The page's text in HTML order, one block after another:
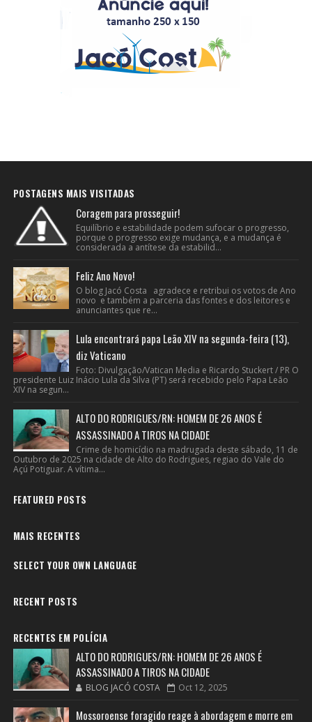
POSTAGENS MAIS VISITADAS
Coragem para prosseguir!
Equilíbrio e estabilidade podem sufocar o progresso,
porque o progresso exige mudança, e a mudança é
considerada a antítese da estabilid...
Feliz Ano Novo!
O blog Jacó Costa agradece e retribui os votos de Ano
novo e também a parceria das fontes e dos leitores e
anunciantes que re...
Lula encontrará papa Leão XIV na segunda-feira (13),
diz Vaticano
Foto: Divulgação/Vatican Media e Ricardo Stuckert / PR O
presidente Luiz Inácio Lula da Silva (PT) será recebido pelo Papa Leão
XIV na segun...
ALTO DO RODRIGUES/RN: HOMEM DE 26 ANOS É
ASSASSINADO A TIROS NA CIDADE
Crime de homicídio na madrugada deste sábado, 11 de
Outubro de 2025 na cidade de Alto do Rodrigues, regiao do Vale do
Açú Potiguar. A vítima...
FEATURED POSTS
MAIS RECENTES
SELECT YOUR OWN LANGUAGE
RECENT POSTS
RECENTES EM POLÍCIA
ALTO DO RODRIGUES/RN: HOMEM DE 26 ANOS É
ASSASSINADO A TIROS NA CIDADE
BLOG JACÓ COSTA Oct 12, 2025
Mossoroense foragido reage à abordagem e morre em